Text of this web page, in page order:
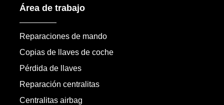
Área de trabajo
Reparaciones de mando
Copias de llaves de coche
Pérdida de llaves
Reparación centralitas
Centralitas airbag